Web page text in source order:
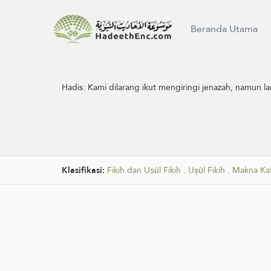
Beranda Utama
Hadis: Kami dilarang ikut mengiringi jenazah, namun
Klasifikasi: Fikih dan Uṣūl Fikih . Uṣūl Fikih . Makna